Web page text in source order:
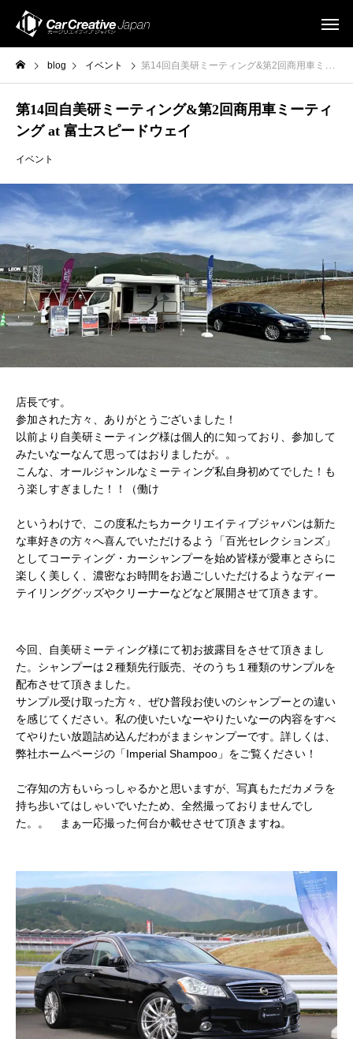
blog イベント 第14回自美研ミーティング&第2回商用車ミーティング at 富士スピードウェイ
第14回自美研ミーティング&第2回商用車ミーティ
ング at 富士スピードウェイ
イベント
店長です。
参加された方々、ありがとうございました！
以前より自美研ミーティング様は個人的に知っており、参加して
みたいなーなんて思ってはおりましたが。。
こんな、オールジャンルなミーティング私自身初めてでした！も
う楽しすぎました！！（働け
というわけで、この度私たちカークリエイティブジャパンは新た
な車好きの方々へ喜んでいただけるよう「百光セレクションズ」
としてコーティング・カーシャンプーを始め皆様が愛車とさらに
楽しく美しく、濃密なお時間をお過ごしいただけるようなディー
テイリンググッズやクリーナーなどなど展開させて頂きます。
今回、自美研ミーティング様にて初お披露目をさせて頂きまし
た。シャンプーは２種類先行販売、そのうち１種類のサンプルを
配布させて頂きました。
サンプル受け取った方々、ぜひ普段お使いのシャンプーとの違い
を感じてください。私の使いたいなーやりたいなーの内容をすべ
てやりたい放題詰め込んだわがままシャンプーです。詳しくは、
弊社ホームページの「Imperial Shampoo」をご覧ください！
ご存知の方もいらっしゃるかと思いますが、写真もただカメラを
持ち歩いてはしゃいでいたため、全然撮っておりませんでし
た。。 まぁ一応撮った何台か載せさせて頂きますね。